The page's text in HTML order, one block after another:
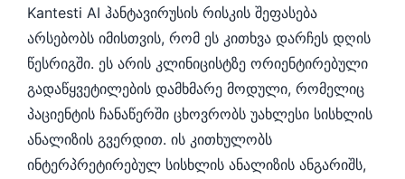
Kantesti AI ჰანტავირუსის რისკის შეფასება
არსებობს იმისთვის, რომ ეს კითხვა დარჩეს დღის
წესრიგში. ეს არის კლინიცისტზე ორიენტირებული
გადაწყვეტილების დამხმარე მოდული, რომელიც
პაციენტის ჩანაწერში ცხოვრობს უახლესი სისხლის
ანალიზის გვერდით. ის კითხულობს
ინტერპრეტირებულ სისხლის ანალიზის ანგარიშს,